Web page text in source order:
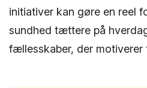
initiativer kan gøre en reel
sundhed tættere på
fællesskaber, der motiverer